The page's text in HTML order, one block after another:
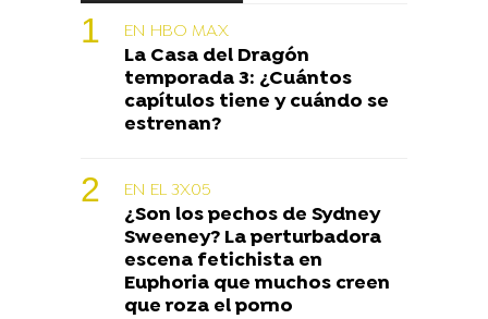
EN HBO MAX
La Casa del Dragón
temporada 3: ¿Cuántos
capítulos tiene y cuándo se
estrenan?
EN EL 3X05
¿Son los pechos de Sydney
Sweeney? La perturbadora
escena fetichista en
Euphoria que muchos creen
que roza el porno